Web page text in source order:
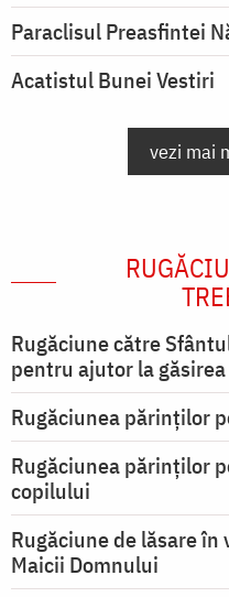
Paraclisul Preasfintei
Acatistul Bunei Vestiri
vezi mai
Rugăciune către
pentru ajutor la
Rugăciunea părinților
Rugăciunea părinților
copilului
Rugăciune de lăsare în
Maicii Domnului